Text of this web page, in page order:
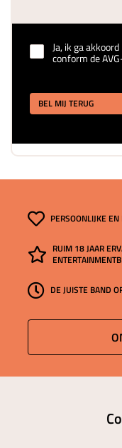
Ja, ik ga
conform de
BEL MIJ TERUG
PERSOONLIJKE
RUIM 18 JAAR
DE JUISTE BAND